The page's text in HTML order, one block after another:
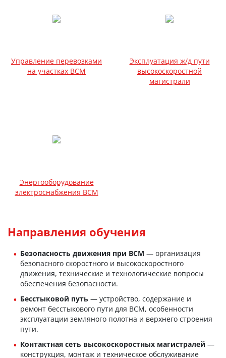
Управление перевозками
на участках ВСМ
Эксплуатация ж/д пути
высокоскоростной
магистрали
Энергооборудование
электроснабжения ВСМ
Направления обучения
Безопасность движения при ВСМ — организация
безопасного скоростного и высокоскоростного
движения, технические и технологические вопросы
обеспечения безопасности.
Бесстыковой путь — устройство, содержание и
ремонт бесстыкового пути для ВСМ, особенности
эксплуатации земляного полотна и верхнего строения
пути.
Контактная сеть высокоскоростных магистралей —
конструкция, монтаж и техническое обслуживание